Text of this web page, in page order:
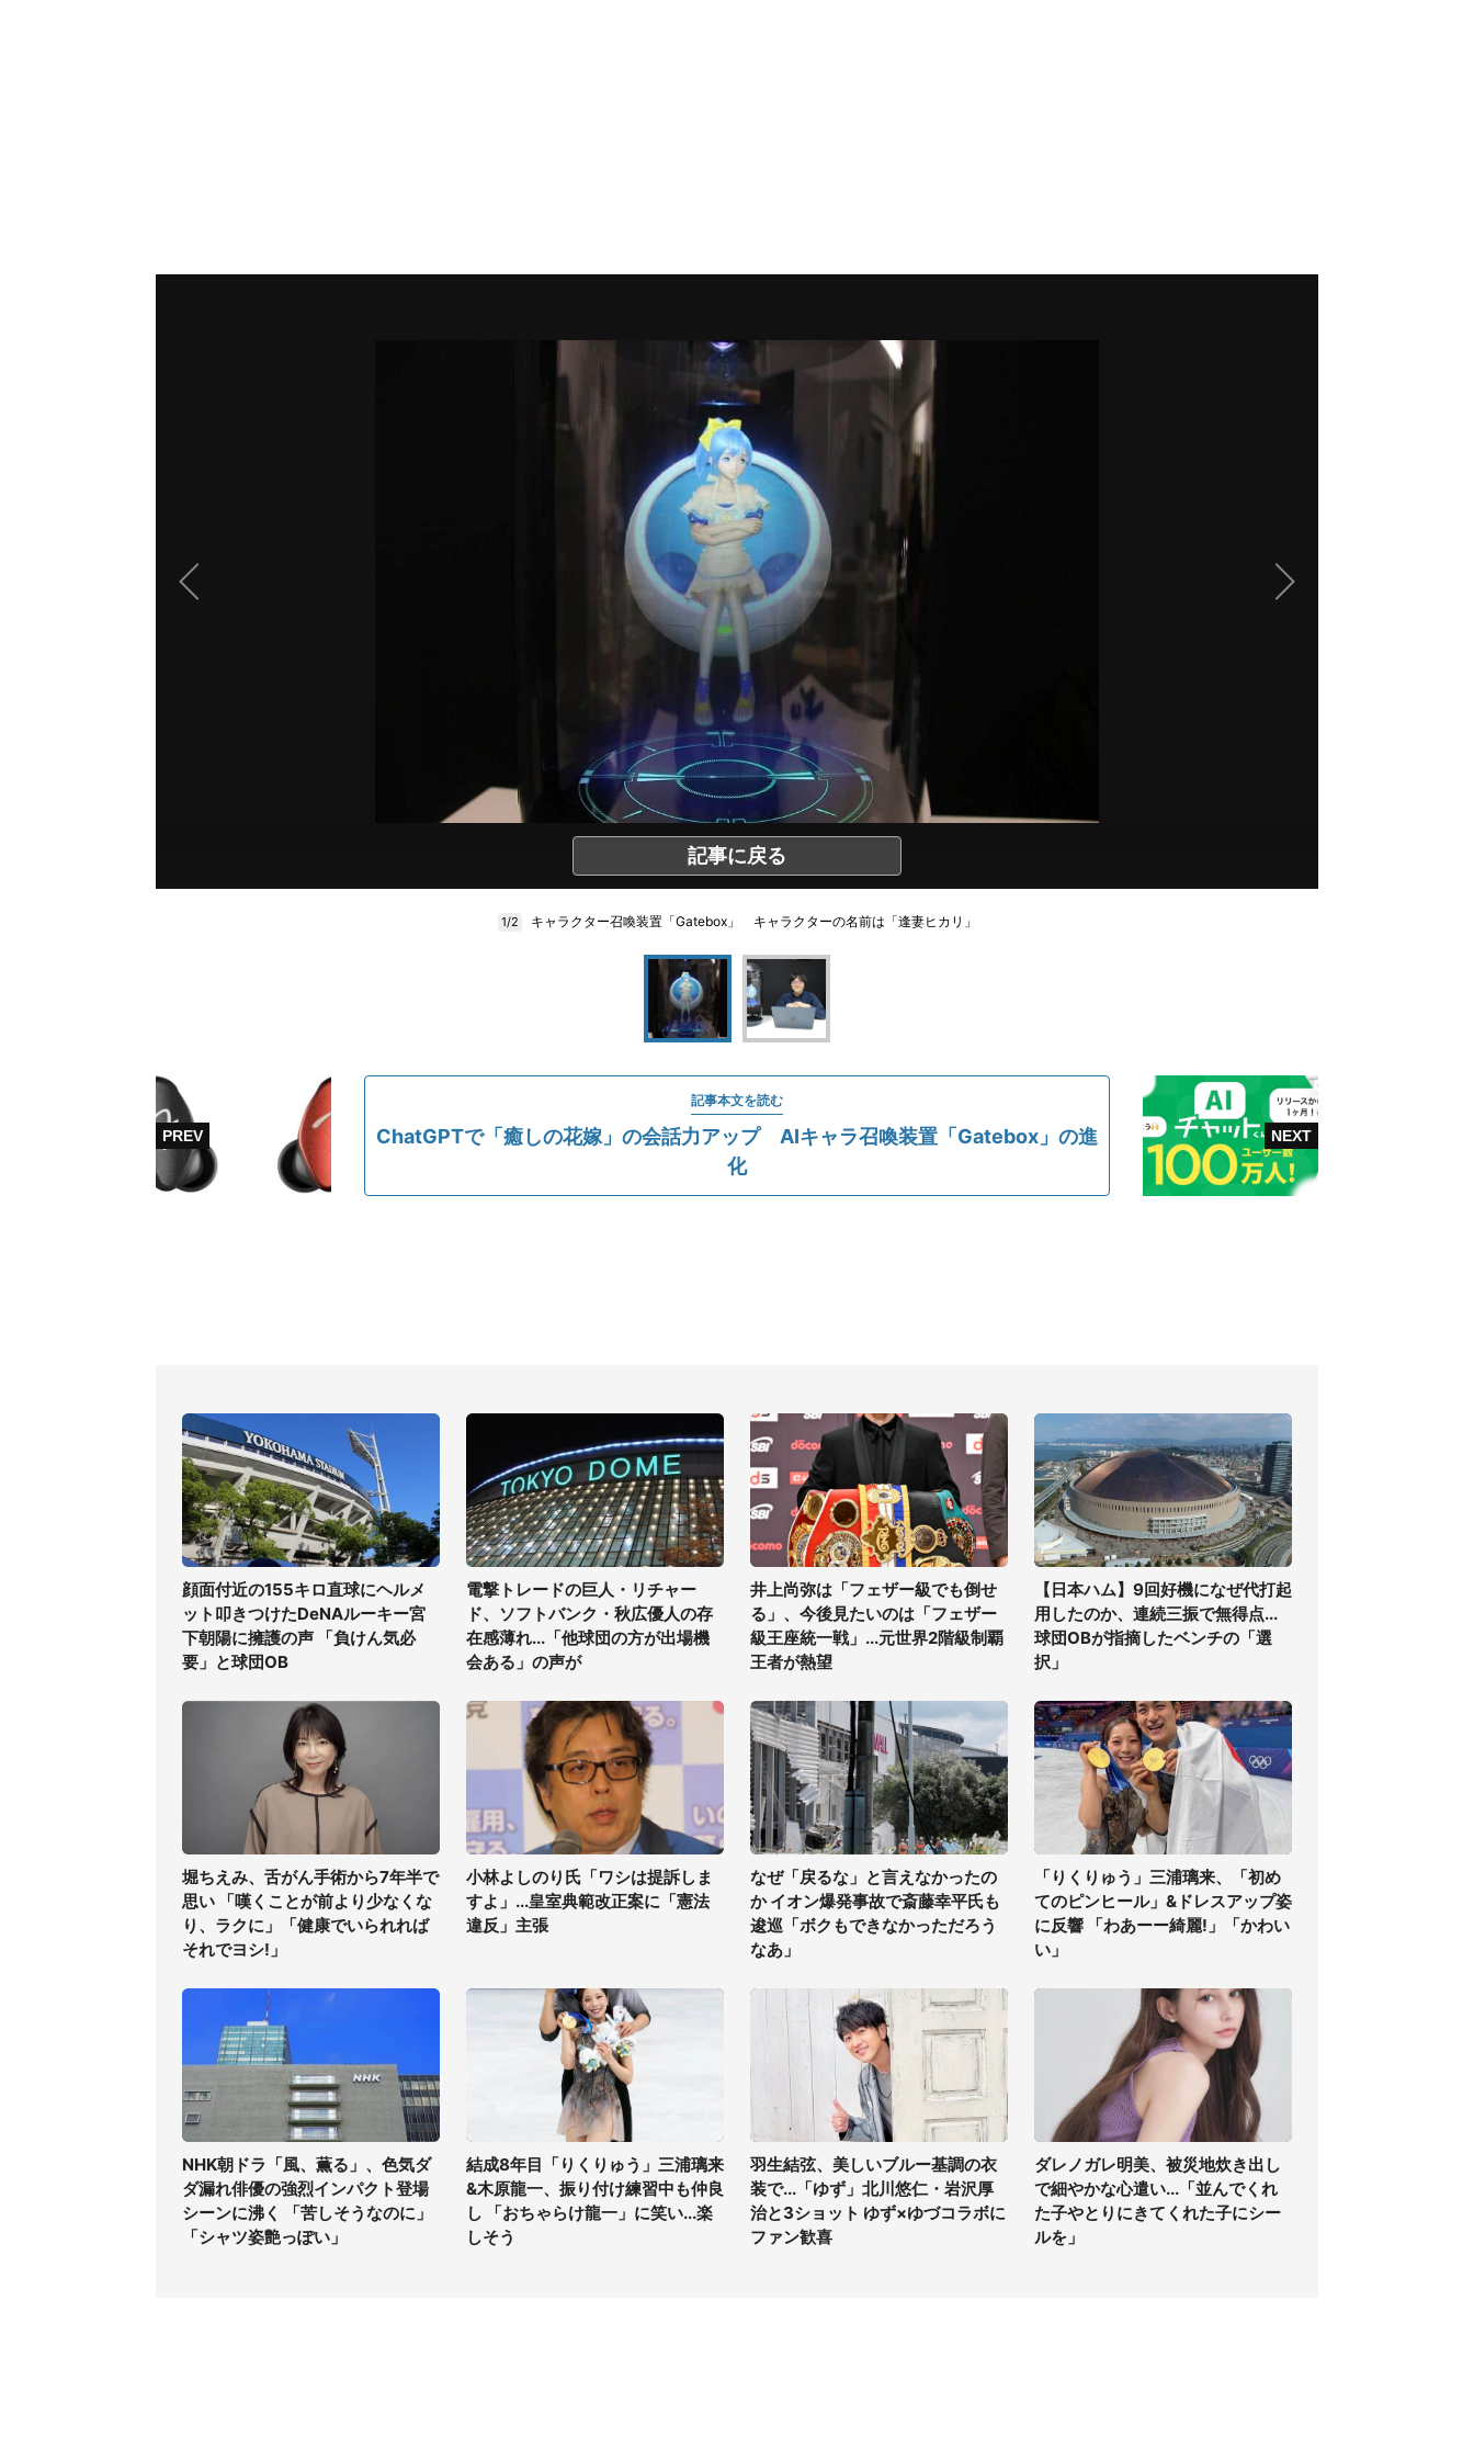
記事に戻る
1/2 キャラクター召喚装置「Gatebox」 キャラクターの名前は「逢妻ヒカリ」
記事本文を読む
ChatGPTで「癒しの花嫁」の会話力アップ AIキャラ召喚装置「Gatebox」の進
化
顔面付近の155キロ直球にヘルメ
ット叩きつけたDeNAルーキー宮
下朝陽に擁護の声 「負けん気必
要」と球団OB
電撃トレードの巨人・リチャー
ド、ソフトバンク・秋広優人の存
在感薄れ...「他球団の方が出場機
会ある」の声が
井上尚弥は「フェザー級でも倒せ
る」、今後見たいのは「フェザー
級王座統一戦」...元世界2階級制覇
王者が熱望
【日本ハム】9回好機になぜ代打起
用したのか、連続三振で無得点...
球団OBが指摘したベンチの「選
択」
堀ちえみ、舌がん手術から7年半で
思い 「嘆くことが前より少なくな
り、ラクに」「健康でいられれば
それでヨシ!」
小林よしのり氏「ワシは提訴しま
すよ」...皇室典範改正案に「憲法
違反」主張
なぜ「戻るな」と言えなかったの
か イオン爆発事故で斎藤幸平氏も
逡巡「ボクもできなかっただろう
なあ」
「りくりゅう」三浦璃来、「初め
てのピンヒール」&ドレスアップ姿
に反響 「わあーー綺麗!」「かわい
い」
NHK朝ドラ「風、薫る」、色気ダ
ダ漏れ俳優の強烈インパクト登場
シーンに沸く 「苦しそうなのに」
「シャツ姿艶っぽい」
結成8年目「りくりゅう」三浦璃来
&木原龍一、振り付け練習中も仲良
し 「おちゃらけ龍一」に笑い...楽
しそう
羽生結弦、美しいブルー基調の衣
装で...「ゆず」北川悠仁・岩沢厚
治と3ショット ゆず×ゆづコラボに
ファン歓喜
ダレノガレ明美、被災地炊き出し
で細やかな心遣い...「並んでくれ
た子やとりにきてくれた子にシー
ルを」